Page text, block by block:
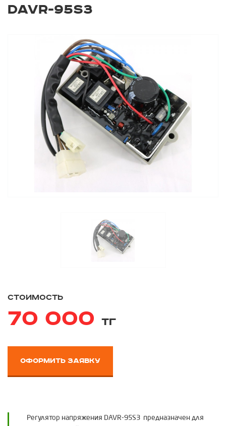
DAVR-95S3
стоимость
70 000 тг
оформить заявку
Регулятор напряжения DAVR-95S3 предназначен для